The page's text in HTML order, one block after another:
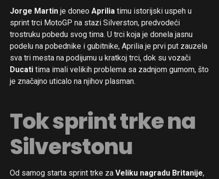
Jorge Martin je doneo Aprilia timu istorijski uspeh u
sprint trci MotoGP na stazi Silverston, predvodeći
trostruku pobedu svog tima. U trci koja je donela jasnu
podelu na pobednike i gubitnike, Aprilia je prvi put zauzela
sva tri mesta na podijumu u kratkoj trci, dok su vozači
Ducati tima imali velikih problema sa zadnjom gumom, što
je značajno uticalo na njihov plasman.
Tok sprint trke na
Silverstonu
Od samog starta sprint trke za Veliku nagradu Britanije,